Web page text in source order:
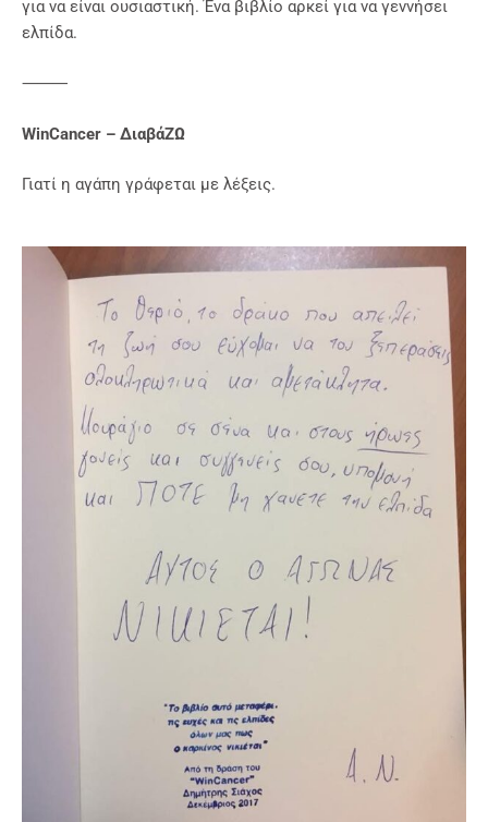
για να είναι ουσιαστική. Ένα βιβλίο αρκεί για να γεννήσει
ελπίδα.
⸻
WinCancer – ΔιαβάΖΩ
Γιατί η αγάπη γράφεται με λέξεις.